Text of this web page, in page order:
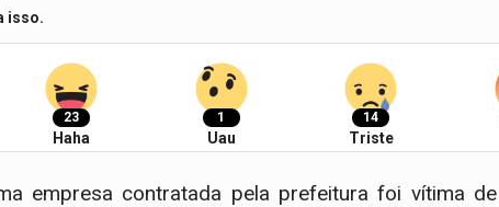
isso.
23
Haha
1
Uau
14
Triste
empresa contratada pela prefeitura foi vítima